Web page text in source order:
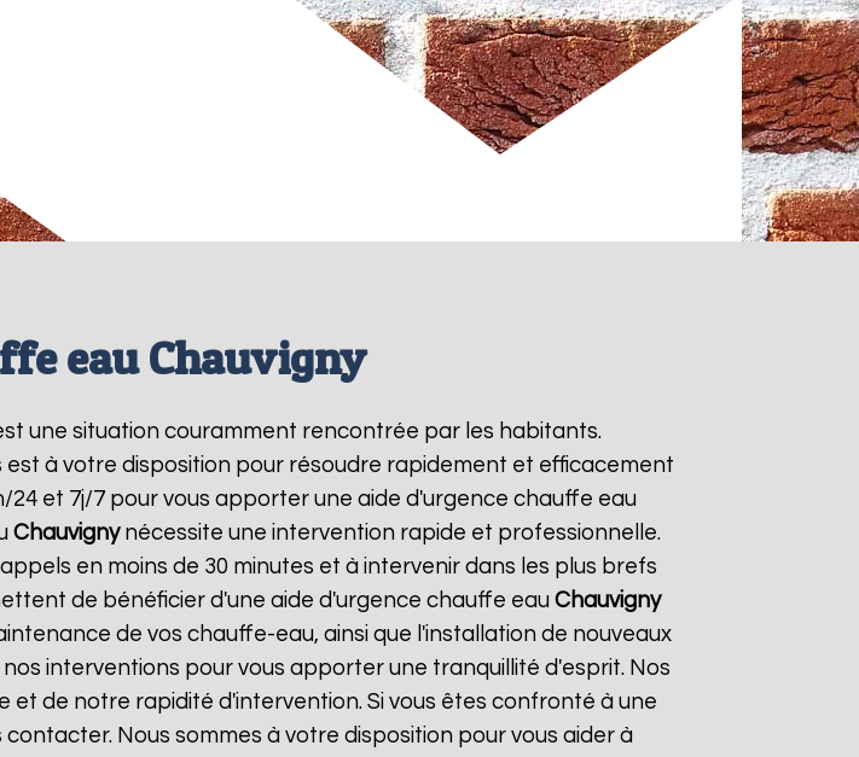
eau Chauvigny
une situation couramment rencontrée par les habitants.
à votre disposition pour résoudre rapidement et efficacement
et 7j/7 pour vous apporter une aide d'urgence chauffe eau
Chauvignynécessite une intervention rapide et professionnelle.
en moins de 30 minutes et à intervenir dans les plus brefs
de bénéficier d'une aide d'urgence chauffe eau Chauvigny
de vos chauffe-eau, ainsi que l'installation de nouveaux
interventions pour vous apporter une tranquillité d'esprit. Nos
de notre rapidité d'intervention. Si vous êtes confronté à une
contacter. Nous sommes à votre disposition pour vous aider à